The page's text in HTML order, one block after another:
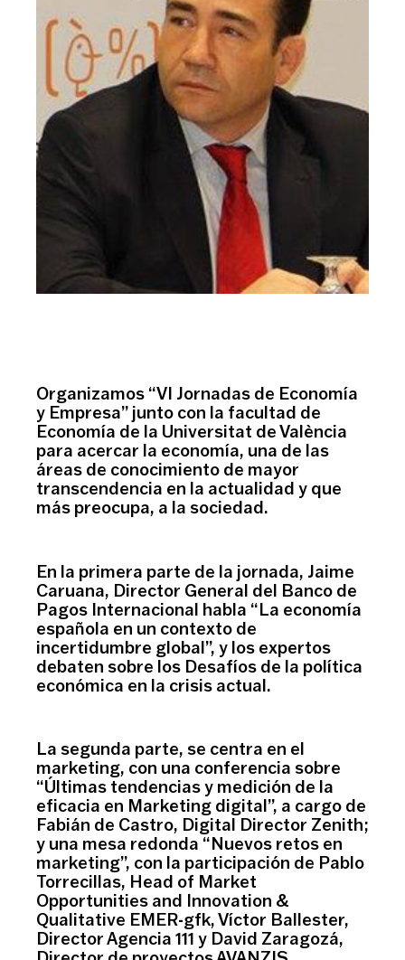
Organizamos “VI Jornadas de Economía
y Empresa” junto con la facultad de
Economía de la Universitat de València
para acercar la economía, una de las
áreas de conocimiento de mayor
transcendencia en la actualidad y que
más preocupa, a la sociedad.
En la primera parte de la jornada, Jaime
Caruana, Director General del Banco de
Pagos Internacional habla “La economía
española en un contexto de
incertidumbre global”, y los expertos
debaten sobre los Desafíos de la política
económica en la crisis actual.
La segunda parte, se centra en el
marketing, con una conferencia sobre
“Últimas tendencias y medición de la
eficacia en Marketing digital”, a cargo de
Fabián de Castro, Digital Director Zenith;
y una mesa redonda “Nuevos retos en
marketing”, con la participación de Pablo
Torrecillas, Head of Market
Opportunities and Innovation &
Qualitative EMER-gfk, Víctor Ballester,
Director Agencia 111 y David Zaragozá,